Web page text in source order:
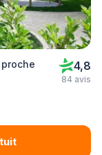
4,8
84 avis